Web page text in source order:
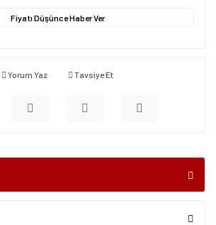
Fiyatı Düşünce Haber Ver
Yorum Yaz Tavsiye Et